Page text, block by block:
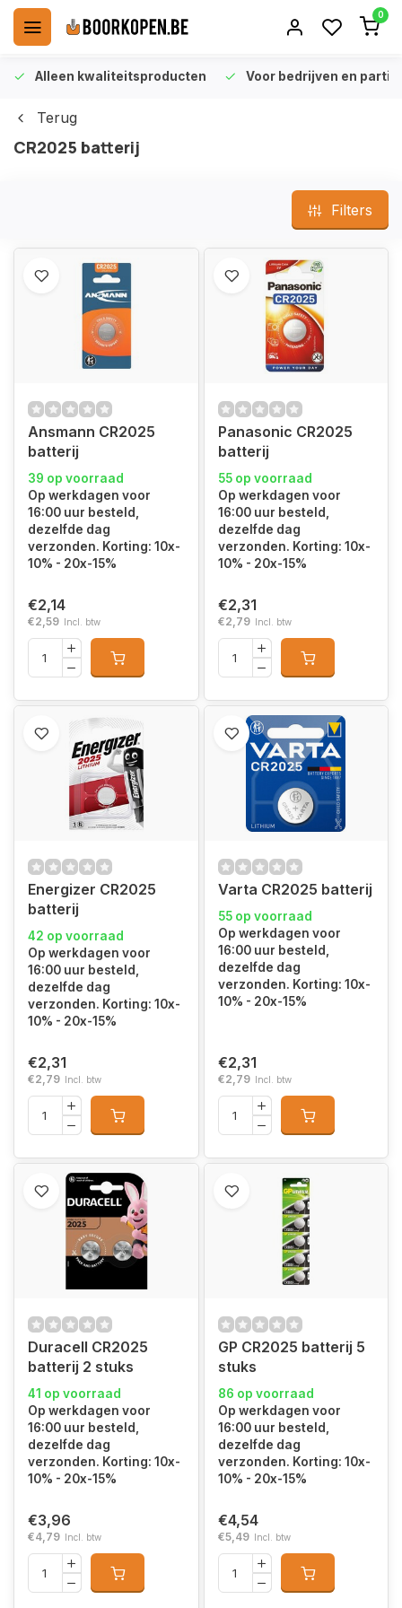
0
Alleen kwaliteitsproducten Voor bedrijven en
Terug
CR2025 batterij
Filters
Ansmann CR2025
batterij
39 op voorraad
Op werkdagen voor
16:00 uur besteld,
dezelfde dag
verzonden. Korting: 10x-
10% - 20x-15%
€2,14
€2,59 Incl. btw
Panasonic CR2025
batterij
55 op voorraad
Op werkdagen voor
16:00 uur besteld,
dezelfde dag
verzonden. Korting: 10x-
10% - 20x-15%
€2,31
€2,79 Incl. btw
Energizer CR2025
batterij
42 op voorraad
Op werkdagen voor
16:00 uur besteld,
dezelfde dag
verzonden. Korting: 10x-
10% - 20x-15%
€2,31
€2,79 Incl. btw
Varta CR2025 batterij
55 op voorraad
Op werkdagen voor
16:00 uur besteld,
dezelfde dag
verzonden. Korting: 10x-
10% - 20x-15%
€2,31
€2,79 Incl. btw
Duracell CR2025
batterij 2 stuks
41 op voorraad
Op werkdagen voor
16:00 uur besteld,
dezelfde dag
verzonden. Korting: 10x-
10% - 20x-15%
€3,96
€4,79 Incl. btw
GP CR2025 batterij 5
stuks
86 op voorraad
Op werkdagen voor
16:00 uur besteld,
dezelfde dag
verzonden. Korting: 10x-
10% - 20x-15%
€4,54
€5,49 Incl. btw